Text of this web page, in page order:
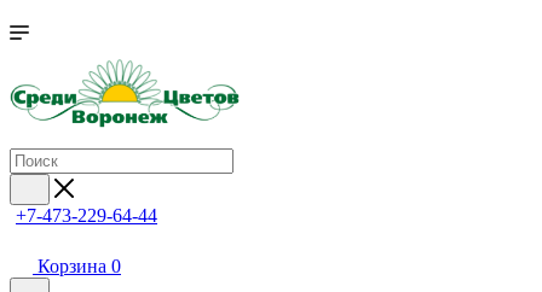
+7-473-229-64-44
Корзина 0